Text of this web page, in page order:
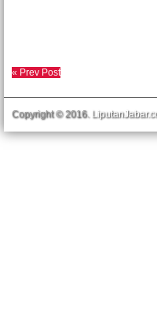
« Prev Post
Copyright © 2016.